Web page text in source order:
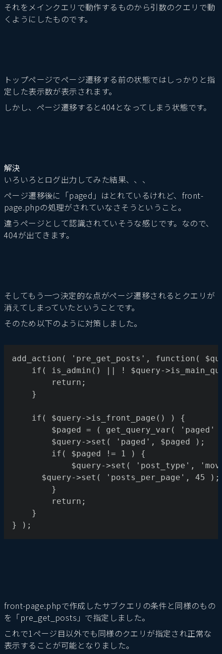
それをメインクエリで動作するものから引数のクエリで動
くようにしたものです。
トップページでページ遷移する前の状態ではしっかりと指
定した表示数が表示されます。
しかし、ページ遷移すると404となってしまう状態です。
解決
いろいろとログ出力してみた結果、、、
ページ遷移後に「paged」はとれているけれど、front-
page.phpの処理がされていなさそうということ。
違うページとして認識されていそうな感じです。なので、
404が出てきます。
そしてもう一つ決定的な点がページ遷移されるとクエリが
消えてしまっていたということです。
そのため以下のように対策しました。
add_action( 'pre_get_posts', function(
if( is_admin() || ! $query-
		return;
	}
	if( $query->is_front_page() ) {
$paged = ( get_query_var(
		$query->set( 'paged', $paged );
		if( $paged != 1 ) {
$query->set( 'post_type',
      $query->set( 'posts_per_page', 45 );
		}
		return;
	}
} );
front-page.phpで作成したサブクエリの条件と同様のもの
を「pre_get_posts」で指定しました。
これで1ページ目以外でも同様のクエリが指定され正常な
表示することが可能となりました。